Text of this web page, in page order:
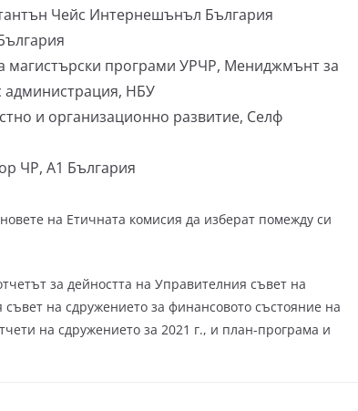
Чейс Интернешънъл България
магистърски програми УРЧР, Мениджмънт за
администрация, НБУ
и организационно развитие, Селф
ЧР, А1 България
на Етичната комисия да изберат помежду си
за дейността на Управителния съвет на
на сдружението за финансовото състояние на
на сдружението за 2021 г., и план-програма и